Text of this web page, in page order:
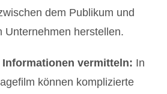
dem Publikum und
Unternehmen herstellen.
Informationen vermitteln: In
können komplizierte